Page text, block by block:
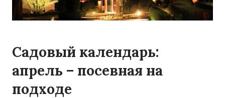
Садовый календарь:
апрель – посевная на
подходе